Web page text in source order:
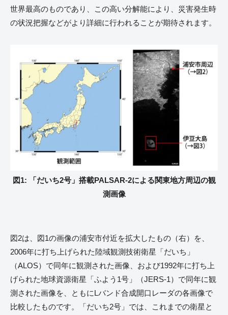
世界最高のものであり、この高い分解能により、災害発生時
の状況把握などがより詳細に行われることが期待されます。
図1: 「だいち2号」搭載PALSAR-2による関東地方周辺の観
測画像
図2は、図1の画像の浦安市付近を拡大したもの（右）を、
2006年に打ち上げられた陸域観測技術衛星「だいち」
（ALOS）で同年に観測された画像、および1992年に打ち上
げられた地球資源衛星「ふよう1号」（JERS-1）で同年に観
測された画像を、ともにLバンド合成開口レーダの各画像で
比較したものです。「だいち2号」では、これまでの衛星と